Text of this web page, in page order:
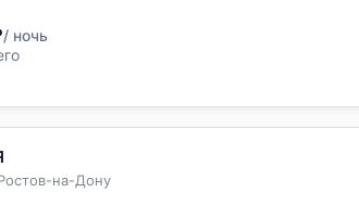
/ ночь
на-Дону